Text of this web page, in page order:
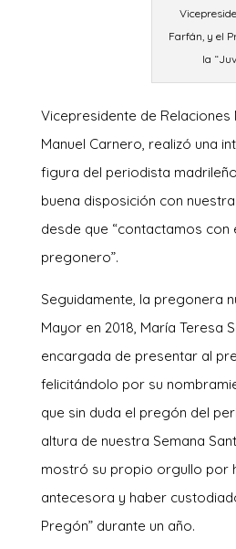
Farfán, y el
la
Vicepresidente de Relaciones
Manuel Carnero, realizó una
figura del periodista
buena disposición con
desde que “contactamos con
pregonero”.
Seguidamente, la pregonera
Mayor en 2018, María Teresa
encargada de presentar al
felicitándolo por su
que sin duda el pregón del
altura de nuestra Semana
mostró su propio orgullo por
antecesora y haber
Pregón” durante un año.